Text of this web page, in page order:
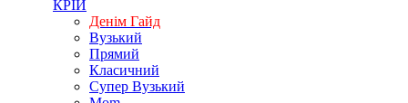
КРІЙ
Денім Гайд
Вузький
Прямий
Класичний
Супер Вузький